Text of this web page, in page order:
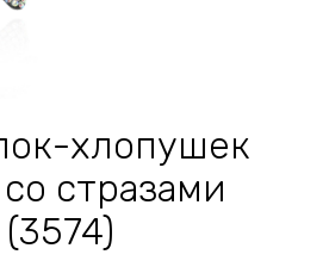
хлопушек
стразами